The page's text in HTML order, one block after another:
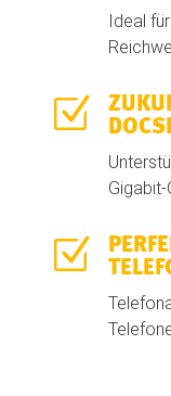
Ideal
Z
Z